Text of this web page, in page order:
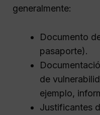
generalmente:
Documento
pasaporte).
de
ejemplo,
Justificantes